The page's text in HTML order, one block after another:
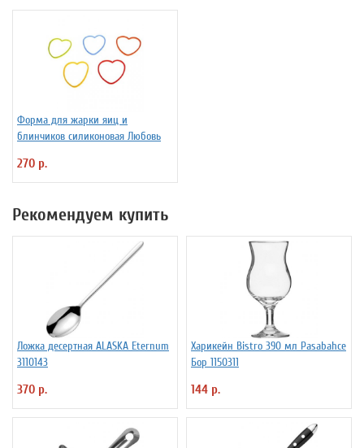
Форма для жарки яиц и
блинчиков силиконовая Любовь
270 р.
Рекомендуем купить
Ложка десертная ALASKA Eternum
3110143
370 р.
Харикейн Bistro 390 мл Pasabahce
Бор 1150311
144 р.